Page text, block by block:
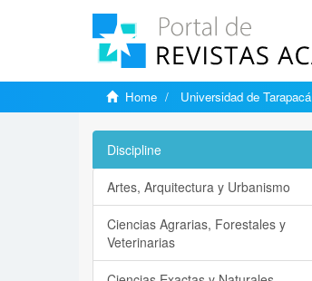
Home Universidad de Tarapacá
Discipline
Artes, Arquitectura y Urbanismo
Ciencias Agrarias, Forestales y
Veterinarias